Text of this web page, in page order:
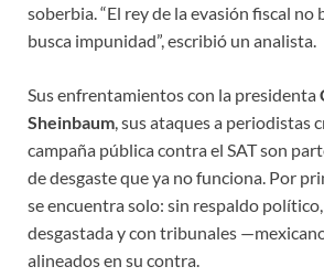
soberbia. “El rey de la evasión fiscal no
busca impunidad”, escribió un analista.
Sus enfrentamientos con la presidenta
Sheinbaum, sus ataques a periodistas
campaña pública contra el SAT son
de desgaste que ya no funciona. Por
se encuentra solo: sin respaldo
desgastada y con tribunales
alineados en su contra.